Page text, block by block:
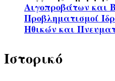
Αιγοπροβάτων και
Προβληματισμοί
Ηθικών και
Ιστορικό